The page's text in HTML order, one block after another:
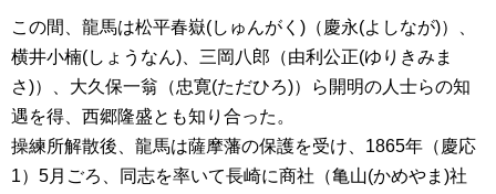
この間、龍馬は松平春嶽(しゅんがく)（慶永(よしなが)）、
横井小楠(しょうなん)、三岡八郎（由利公正(ゆりきみま
さ)）、大久保一翁（忠寛(ただひろ)）ら開明の人士らの知
遇を得、西郷隆盛とも知り合った。
操練所解散後、龍馬は薩摩藩の保護を受け、1865年（慶応
1）5月ごろ、同志を率いて長崎に商社（亀山(かめやま)社